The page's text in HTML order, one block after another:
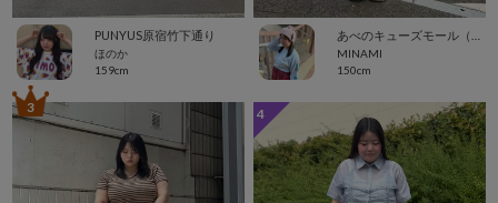
PUNYUS原宿竹下通り
ほのか
159cm
MINAMI
150cm
3 4